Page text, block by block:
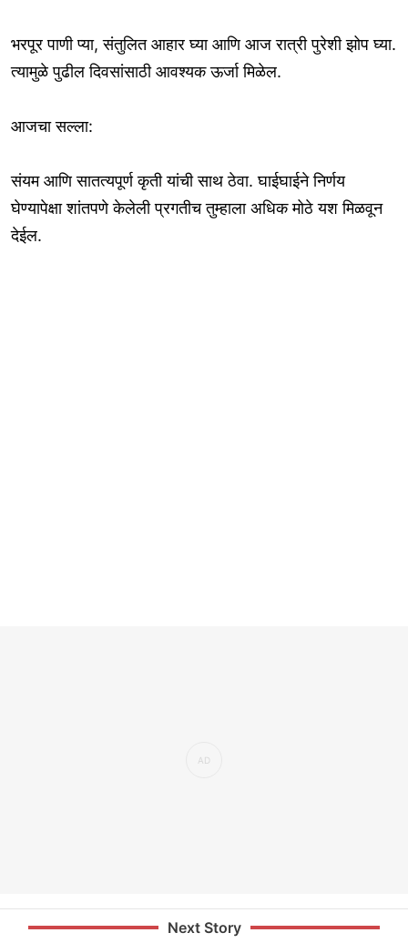
भरपूर पाणी प्या, संतुलित आहार घ्या आणि आज रात्री पुरेशी झोप घ्या.
त्यामुळे पुढील दिवसांसाठी आवश्यक ऊर्जा मिळेल.
आजचा सल्ला:
संयम आणि सातत्यपूर्ण कृती यांची साथ ठेवा. घाईघाईने निर्णय
घेण्यापेक्षा शांतपणे केलेली प्रगतीच तुम्हाला अधिक मोठे यश मिळवून
देईल.
Next Story